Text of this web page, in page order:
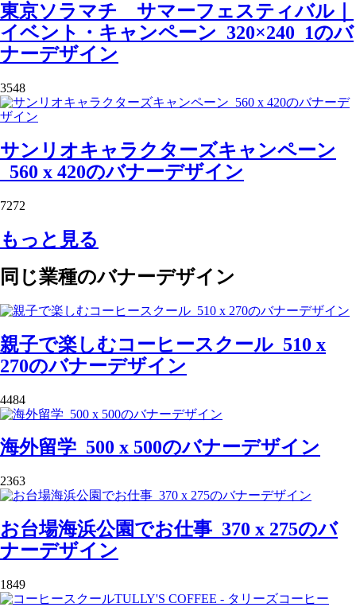
東京ソラマチ サマーフェスティバル｜
イベント・キャンペーン_320×240_1のバ
ナーデザイン
3548
サンリオキャラクターズキャンペーン
_560 x 420のバナーデザイン
7272
もっと見る
同じ業種のバナーデザイン
親子で楽しむコーヒースクール_510 x
270のバナーデザイン
4484
海外留学_500 x 500のバナーデザイン
2363
お台場海浜公園でお仕事_370 x 275のバ
ナーデザイン
1849